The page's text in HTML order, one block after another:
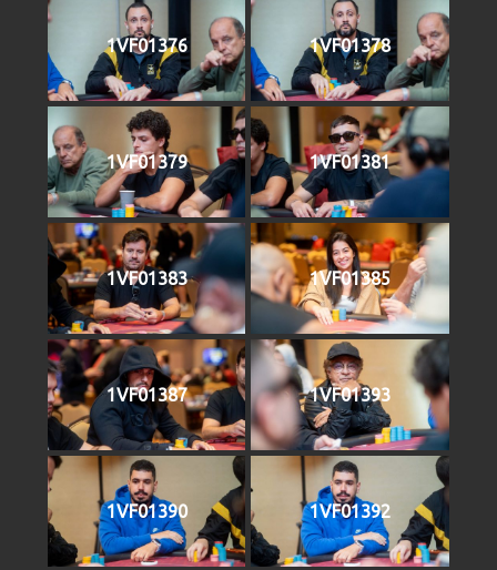
1VF01376 1VF01378
1VF01379 1VF01381
1VF01383 1VF01385
1VF01387 1VF01393
1VF01390 1VF01392